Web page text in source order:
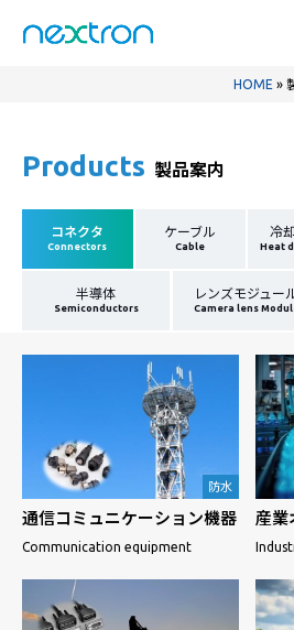
HOME »
Products 製品案内
コネクタ
Connectors
ケーブル
Cable
冷
Heat
半導体
Semiconductors
レンズモジュー
Camera lens
通信コミュニケーション機器
防水
Communication equipment
産業